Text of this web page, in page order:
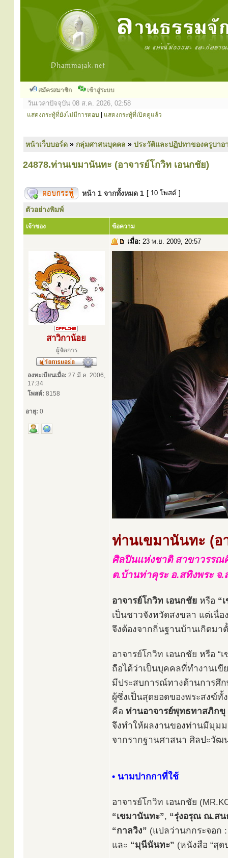
สมัครสมาชิก เข้าสู่ระบบ
วันเวลาปัจจุบัน 08 ส.ค. 2026, 02:58
แสดงกระทู้ที่ยังไม่มีการตอบ แสดงกระทู้ที่เปิดดูแล้ว
หน้าเว็บบอร์ด » กลุ่มศาสนบุคคล » ประวัติและปฏิปทาของครูบาอ
24878.ท่านเขมานันทะ (อาจารย์โกวิท เอนกชัย)
หน้า 1 จากทั้งหมด 1 [ 10 โพสต์ ]
ตัวอย่างพิมพ์
เจ้าของ ข้อความ
เมื่อ: 23 พ.ย. 2009, 20:57
สาวิกาน้อย
ผู้จัดการ
ลงทะเบียนเมื่อ: 27 มี.ค. 2006,
17:34
โพสต์: 8158
อายุ: 0
ท่านเขมานันทะ (อ
ศิลปินแห่งชาติ สาขาวรรณ
ต.บ้านท่าคุระ อ.สทิงพระ จ.
อาจารย์โกวิท เอนกชัย หรือ “
เป็นชาวจังหวัดสงขลา แต่เนื่
จึงต้องจากถิ่นฐานบ้านเกิดมา
อาจารย์โกวิท เอนกชัย หรือ “
ถือได้ว่าเป็นบุคคลที่ทำงานเขี
มีประสบการณ์ทางด้านการศึ
ผู้ซึ่งเป็นสุดยอดของพระสงฆ์
คือ ท่านอาจารย์พุทธทาสภิกขุ
จึงทำให้ผลงานของท่านมีมุม
จากรากฐานศาสนา ศิลปะวัฒ
• นามปากกาที่ใช้
อาจารย์โกวิท เอนกชัย
“เขมานันทะ”, “รุ่งอรุณ ณ.สน
“กาลวิง” (แปลว่านกกระจอก
และ “มุนีนันทะ” (หนังสือ “สุด